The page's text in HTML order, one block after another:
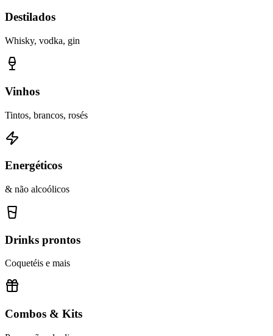
Destilados
Whisky, vodka, gin
Vinhos
Tintos, brancos, rosés
Energéticos
& não alcoólicos
Drinks prontos
Coquetéis e mais
Combos & Kits